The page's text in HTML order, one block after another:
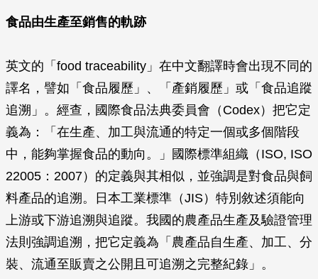
食品由生產至銷售的軌跡
英文的「food traceability」在中文翻譯時會出現不同的
譯名，譬如「食品履歷」、「產銷履歷」或「食品追蹤
追溯」。經查，國際食品法典委員會（Codex）把它定
義為：「在生產、加工與流通的特定一個或多個階段
中，能夠掌握食品的動向。」國際標準組織（ISO‭, ‬ISO
22005：2007）的定義與其相似，並強調是對食品與飼
料產品的追溯。日本工業標準（JIS）特別敘述須能向
上游或下游追溯與追蹤。我國的農產品生產及驗證管理
法則強調追溯，把它定義為「農產品自生產、加工、分
裝、流通至販賣之公開且可追溯之完整紀錄」。